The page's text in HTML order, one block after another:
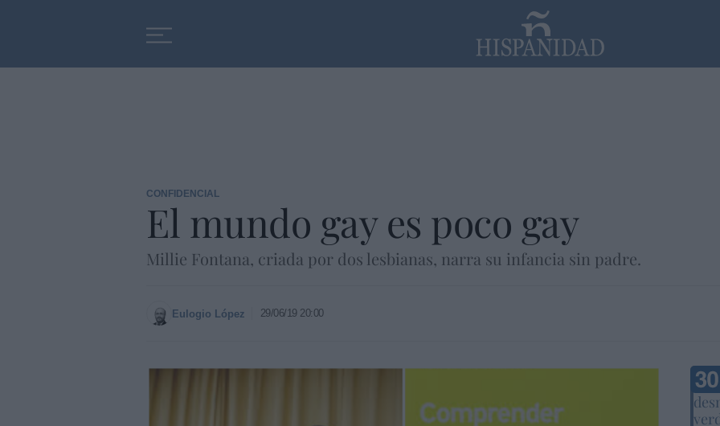
CONFIDENCIAL
El mundo gay es poco gay
Millie Fontana, criada por dos lesbianas, narra su infancia sin padre.
Eulogio López 29/06/19 20:00